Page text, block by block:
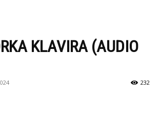
KLAVIRA (AUDIO
232